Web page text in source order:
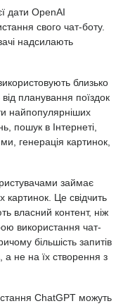
дати OpenAI
свого чат-боту.
надсилають
близько
планування поїздок
найпопулярніших
пошук в Інтернеті,
генерація картинок,
займає
картинок. Це свідчить
власний контент, ніж
використання чат-
більшість запитів
а не на їх створення з
ChatGPT можуть